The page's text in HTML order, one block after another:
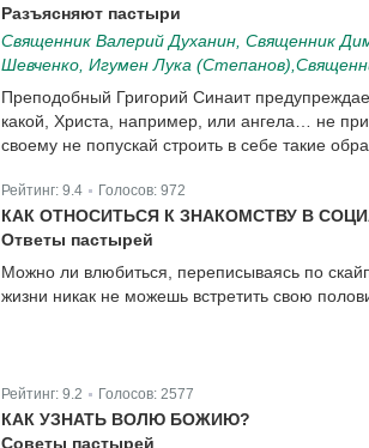
Разъясняют пастыри
Священник Валерий Духанин, Священник
Шевченко, Игумен Лука
Преподобный Григорий Синаит
какой, Христа, например, или ангела… не
своему не попускай строить в себе такие
Рейтинг: 9.4 Голосов: 972
КАК ОТНОСИТЬСЯ К ЗНАКОМСТВУ В
Ответы пастырей
Можно ли влюбиться, переписываясь по
жизни никак не можешь встретить свою
Рейтинг: 9.2 Голосов: 2577
КАК УЗНАТЬ ВОЛЮ БОЖИЮ?
Советы пастырей